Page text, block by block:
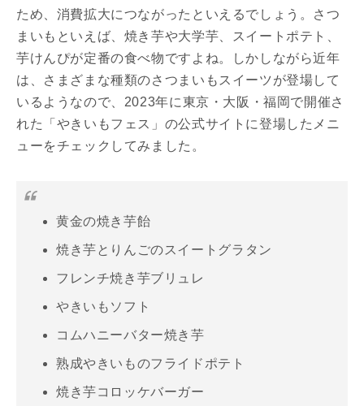
ため、消費拡大につながったといえるでしょう。さつ
まいもといえば、焼き芋や大学芋、スイートポテト、
芋けんぴが定番の食べ物ですよね。しかしながら近年
は、さまざまな種類のさつまいもスイーツが登場して
いるようなので、2023年に東京・大阪・福岡で開催さ
れた「やきいもフェス」の公式サイトに登場したメニ
ューをチェックしてみました。
黄金の焼き芋飴
焼き芋とりんごのスイートグラタン
フレンチ焼き芋ブリュレ
やきいもソフト
コムハニーバター焼き芋
熟成やきいものフライドポテト
焼き芋コロッケバーガー